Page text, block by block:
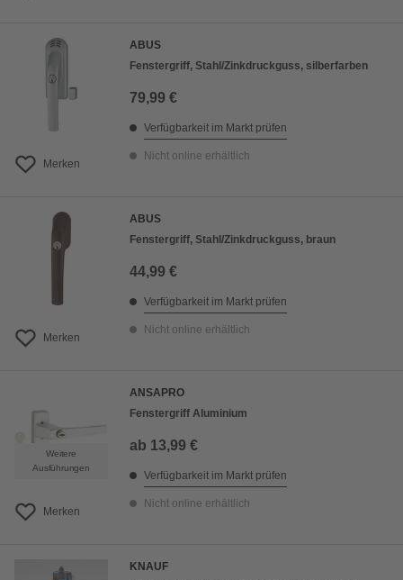
Merken
ABUS
Fenstergriff, Stahl/Zinkdruckguss, silberfarben
79,99 €
Verfügbarkeit im Markt prüfen
Nicht online erhältlich
Merken
ABUS
Fenstergriff, Stahl/Zinkdruckguss, braun
44,99 €
Verfügbarkeit im Markt prüfen
Nicht online erhältlich
Weitere
Ausführungen
Merken
ANSAPRO
Fenstergriff Aluminium
ab 13,99 €
Verfügbarkeit im Markt prüfen
Nicht online erhältlich
KNAUF